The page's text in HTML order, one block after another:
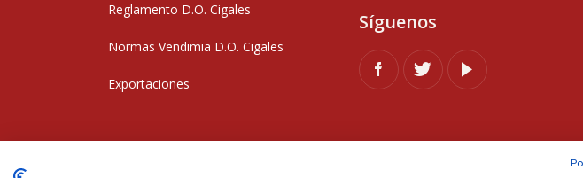
Reglamento D.O. Cigales
Normas Vendimia D.O. Cigales
Exportaciones
Síguenos